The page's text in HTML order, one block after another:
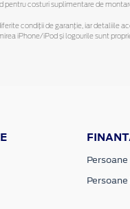
costuri suplimentare de
condiții de garanție, iar detaliile
iPhone/iPod și logourile sunt